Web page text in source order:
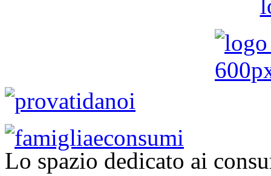
Lo spazio dedicato ai